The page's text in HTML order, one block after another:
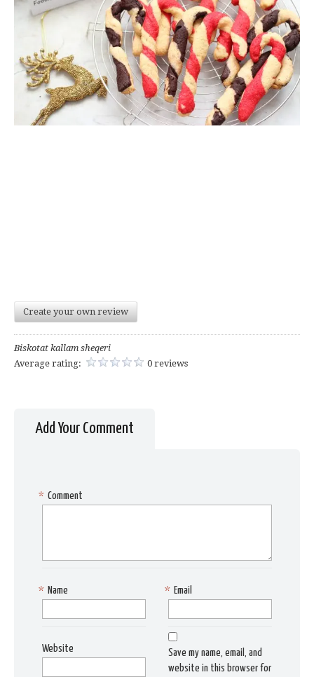
Create your own review
Biskotat kallam sheqeri
Average rating:
0 reviews
Add Your Comment
Comment
*
Name
* Email
*
Website
Save my name, email, and
website in this browser for